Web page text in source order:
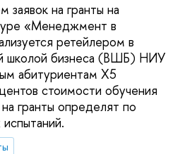
заявок на гранты на
«Менеджмент в
ретейлером в
школой бизнеса (ВШБ) НИУ
абитуриентам Х5
стоимости обучения
гранты определят по